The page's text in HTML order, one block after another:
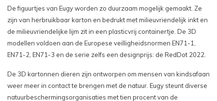
De figuurtjes van Eugy worden zo duurzaam mogelijk gemaakt. Ze
zijn van herbruikbaar karton en bedrukt met milieuvriendelijk inkt en
de milieuvriendelijke lijm zit in een plasticvrij containertje. De 3D
modellen voldoen aan de Europese veilligheidsnormen EN71-1,
EN71-2, EN71-3 en de serie zelfs een designprijs: de RedDot 2022.
De 3D kartonnen dieren zijn ontworpen om mensen van kindsafaan
weer meer in contact te brengen met de natuur. Eugy steunt diverse
natuurbeschermingsorganisaties met tien procent van de